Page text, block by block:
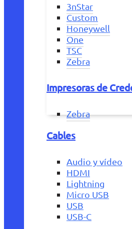
3nStar
Custom
Honeywell
One
TSC
Zebra
Impresoras de
Zebra
Cables
Audio y vídeo
HDMI
Lightning
Micro USB
USB
USB-C